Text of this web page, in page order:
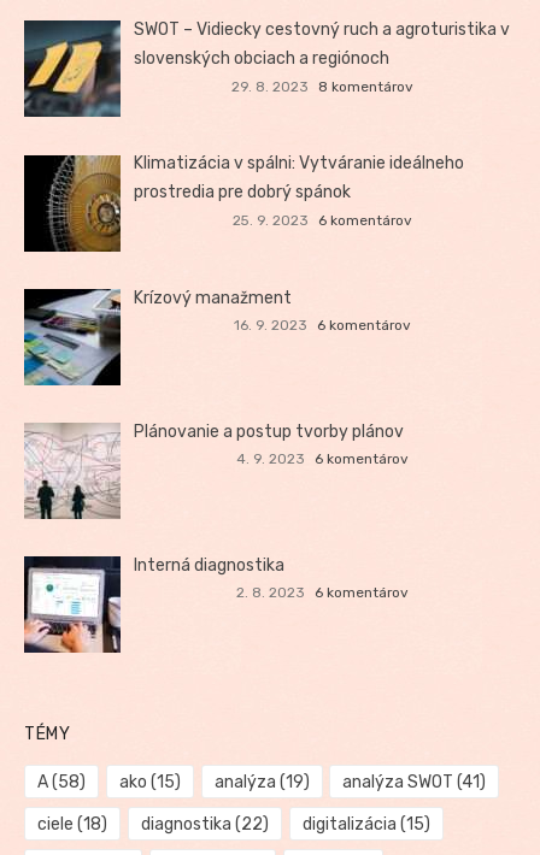
SWOT – Vidiecky cestovný ruch a agroturistika v
slovenských obciach a regiónoch
29. 8. 2023 8 komentárov
Klimatizácia v spálni: Vytváranie ideálneho
prostredia pre dobrý spánok
25. 9. 2023 6 komentárov
Krízový manažment
16. 9. 2023 6 komentárov
Plánovanie a postup tvorby plánov
4. 9. 2023 6 komentárov
Interná diagnostika
2. 8. 2023 6 komentárov
TÉMY
A(58) ako (15) analýza (19) analýza SWOT (41)
ciele (18) diagnostika (22) digitalizácia (15)